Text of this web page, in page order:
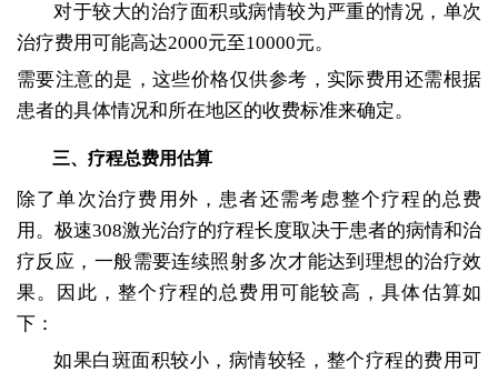
对于较大的治疗面积或病情较为严重的情况，单次
治疗费用可能高达2000元至10000元。
需要注意的是，这些价格仅供参考，实际费用还需根据
患者的具体情况和所在地区的收费标准来确定。
三、疗程总费用估算
除了单次治疗费用外，患者还需考虑整个疗程的总费
用。极速308激光治疗的疗程长度取决于患者的病情和治
疗反应，一般需要连续照射多次才能达到理想的治疗效
果。因此，整个疗程的总费用可能较高，具体估算如
下：
如果白斑面积较小，病情较轻，整个疗程的费用可